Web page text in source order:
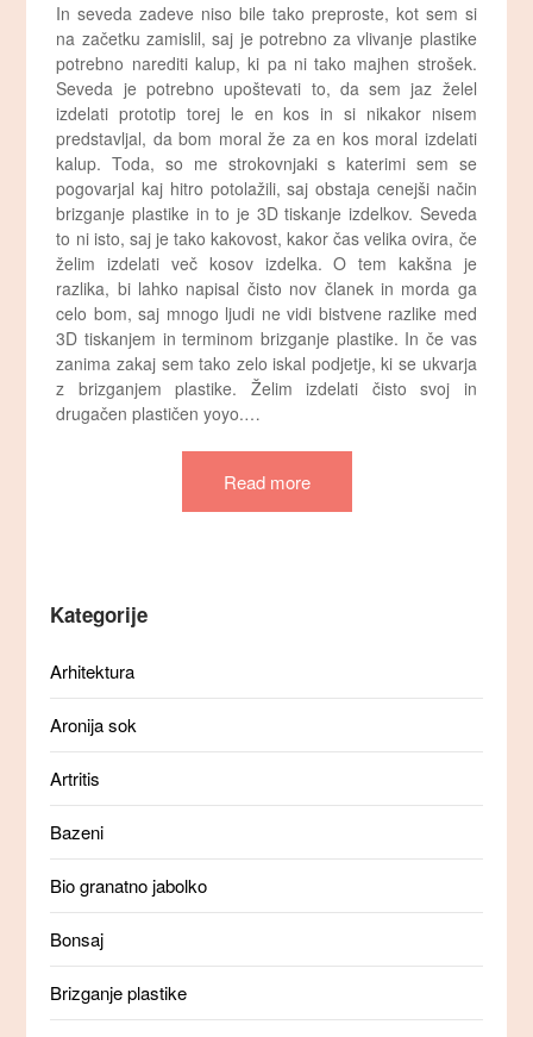
In seveda zadeve niso bile tako preproste, kot sem si
na začetku zamislil, saj je potrebno za vlivanje plastike
potrebno narediti kalup, ki pa ni tako majhen strošek.
Seveda je potrebno upoštevati to, da sem jaz želel
izdelati prototip torej le en kos in si nikakor nisem
predstavljal, da bom moral že za en kos moral izdelati
kalup. Toda, so me strokovnjaki s katerimi sem se
pogovarjal kaj hitro potolažili, saj obstaja cenejši način
brizganje plastike in to je 3D tiskanje izdelkov. Seveda
to ni isto, saj je tako kakovost, kakor čas velika ovira, če
želim izdelati več kosov izdelka. O tem kakšna je
razlika, bi lahko napisal čisto nov članek in morda ga
celo bom, saj mnogo ljudi ne vidi bistvene razlike med
3D tiskanjem in terminom brizganje plastike. In če vas
zanima zakaj sem tako zelo iskal podjetje, ki se ukvarja
z brizganjem plastike. Želim izdelati čisto svoj in
drugačen plastičen yoyo.…
Read more
Kategorije
Arhitektura
Aronija sok
Artritis
Bazeni
Bio granatno jabolko
Bonsaj
Brizganje plastike